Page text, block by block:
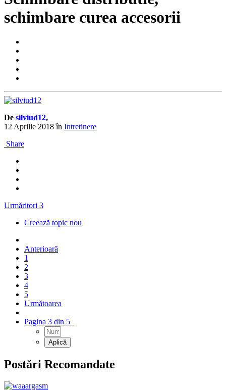
schimbare curea accesorii
De silviud12,
12 Aprilie 2018în Intretinere
Share
Urmăritori 3
Creează topic nou
Anterioară
1
2
3
4
5
Următoarea
Pagina 3 din 5
Postări Recomandate